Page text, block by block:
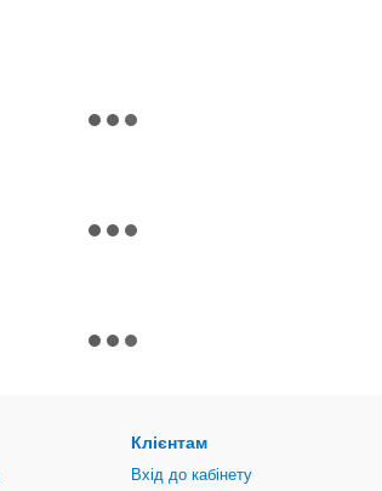
Клієнтам
Вхід до кабінету